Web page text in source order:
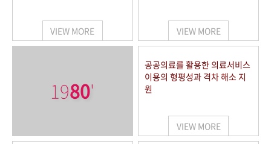
VIEW MORE VIEW MORE
1980'
공공의료를 활용한 의료서비스
이용의 형평성과 격차 해소 지
원
VIEW MORE